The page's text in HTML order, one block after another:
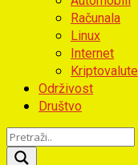
Računala
Linux
Internet
Kriptovalute
Održivost
Društvo